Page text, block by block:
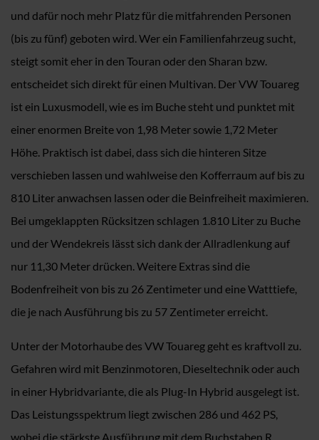
und dafür noch mehr Platz für die mitfahrenden Personen
(bis zu fünf) geboten wird. Wer ein Familienfahrzeug sucht,
steigt somit eher in den Touran oder den Sharan bzw.
entscheidet sich direkt für einen Multivan. Der VW Touareg
ist ein Luxusmodell, wie es im Buche steht und punktet mit
einer enormen Breite von 1,98 Meter sowie 1,72 Meter
Höhe. Praktisch ist dabei, dass sich die hinteren Sitze
verschieben lassen und wahlweise den Kofferraum auf bis zu
810 Liter anwachsen lassen oder die Beinfreiheit maximieren.
Bei umgeklappten Rücksitzen schlagen 1.810 Liter zu Buche
und der Wendekreis lässt sich dank der Allradlenkung auf
nur 11,30 Meter drücken. Weitere Extras sind die
Bodenfreiheit von bis zu 26 Zentimeter und eine Watttiefe,
die je nach Ausführung bis zu 57 Zentimeter erreicht.
Unter der Motorhaube des VW Touareg geht es kraftvoll zu.
Gefahren wird mit Benzinmotoren, Dieseltechnik oder auch
in einer Hybridvariante, die als Plug-In Hybrid ausgelegt ist.
Das Leistungsspektrum liegt zwischen 286 und 462 PS,
wobei die stärkste Ausführung mit dem Buchstaben R